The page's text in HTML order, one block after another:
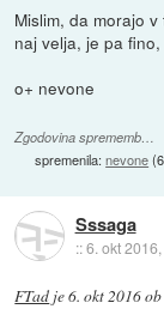
Mislim, da morajo
naj velja, je pa
o+ nevone
Zgodovina sprememb…
spremenila:nevone(
Sssaga
::6. okt
FTad je6. okt 2016